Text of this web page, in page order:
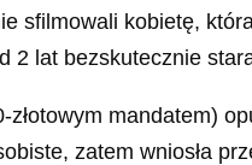
sfilmowali kobietę,
2 lat bezskutecznie
mandatem)
zatem wniosła